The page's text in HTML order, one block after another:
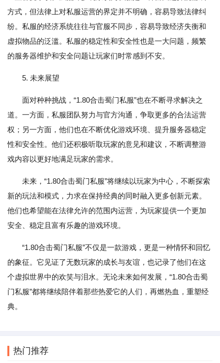
方式，但法律上对私服运营的界定并不明确，容易导致法律纠
纷。私服的经济系统往往与官服不同步，容易导致经济失衡和
虚拟物品的泛滥。私服的稳定性和安全性也是一大问题，频繁
的服务器维护和安全问题让玩家们时常感到不安。
5. 未来展望
面对种种挑战，“1.80合击蜀门私服”也在不断寻求解决之
道。一方面，私服团队努力与官方沟通，争取更多的合法运营
权；另一方面，他们也在不断优化游戏环境、提升服务器稳定
性和安全性。他们还积极听取玩家的意见和建议，不断调整游
戏内容以更好地满足玩家的需求。
未来，“1.80合击蜀门私服”将继续以玩家为中心，不断探索
新的玩法和模式，力求在保持经典的同时融入更多创新元素。
他们也希望能在法律允许的范围内运营，为玩家提供一个更加
安全、稳定且富有乐趣的游戏环境。
“1.80合击蜀门私服”不仅是一款游戏，更是一种情怀和回忆
的象征。它见证了无数玩家的成长与友谊，也记录了他们在这
个虚拟世界中的欢笑与泪水。无论未来如何发展，“1.80合击蜀
门私服”都将继续陪伴着那些热爱它的人们，再燃热血，重塑经
典。
热门推荐